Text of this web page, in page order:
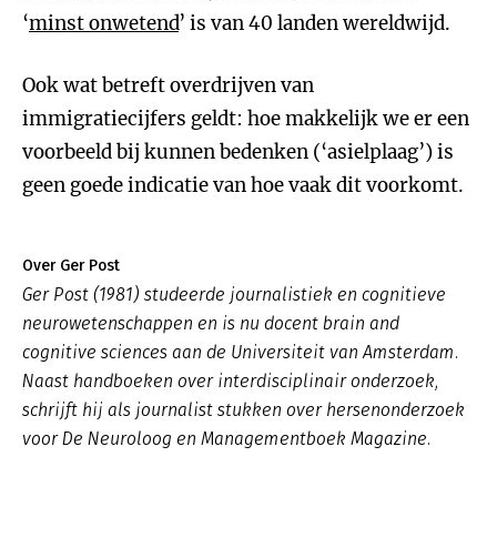
‘minst onwetend’ is van 40 landen wereldwijd.
Ook wat betreft overdrijven van
immigratiecijfers geldt: hoe makkelijk we er een
voorbeeld bij kunnen bedenken (‘asielplaag’) is
geen goede indicatie van hoe vaak dit voorkomt.
Over Ger Post
Ger Post (1981) studeerde journalistiek en cognitieve
neurowetenschappen en is nu docent brain and
cognitive sciences aan de Universiteit van Amsterdam.
Naast handboeken over interdisciplinair onderzoek,
schrijft hij als journalist stukken over hersenonderzoek
voor De Neuroloog en Managementboek Magazine.